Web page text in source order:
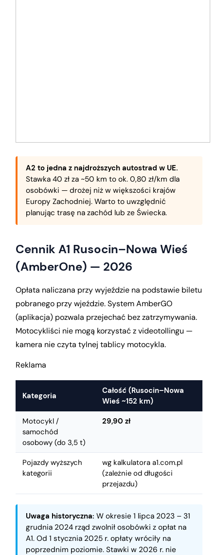
A2 to jedna z najdroższych autostrad w UE.
Stawka 40 zł za ~50 km to ok. 0,80 zł/km dla
osobówki — drożej niż w większości krajów
Europy Zachodniej. Warto to uwzględnić
planując trasę na zachód lub ze Świecka.
Cennik A1 Rusocin–Nowa Wieś
(AmberOne) — 2026
Opłata naliczana przy wyjeździe na podstawie biletu
pobranego przy wjeździe. System AmberGO
(aplikacja) pozwala przejechać bez zatrzymywania.
Motocykliści nie mogą korzystać z videotollingu —
kamera nie czyta tylnej tablicy motocykla.
Reklama
Kategoria
Całość (Rusocin–Nowa
Wieś ~152 km)
Motocykl /
samochód
osobowy (do 3,5 t)
29,90 zł
Pojazdy wyższych
kategorii
wg kalkulatora a1.com.pl
(zależnie od długości
przejazdu)
Uwaga historyczna: W okresie 1 lipca 2023 – 31
grudnia 2024 rząd zwolnił osobówki z opłat na
A1. Od 1 stycznia 2025 r. opłaty wróciły na
poprzednim poziomie. Stawki w 2026 r. nie